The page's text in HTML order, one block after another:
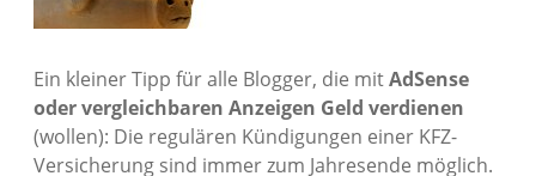
Ein kleiner Tipp für alle Blogger, die mitAdSense
oder vergleichbaren Anzeigen Geld verdienen
(wollen): Die regulären Kündigungen einer KFZ-
Versicherung sind immer zum Jahresende möglich.